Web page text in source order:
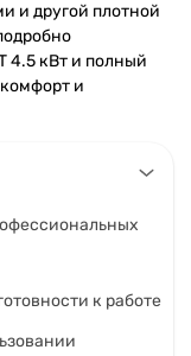
и другой плотной
4.5 кВт и полный
и
к работе